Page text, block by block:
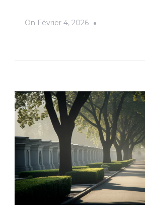
On Février 4, 2026